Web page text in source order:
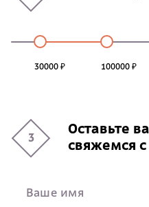
30000 ₽ 100000 ₽
3
Оставьте
свяжемся
Ваше имя